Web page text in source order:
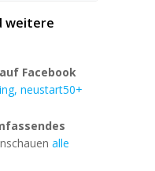
weitere
Facebook
neustart50+
alle